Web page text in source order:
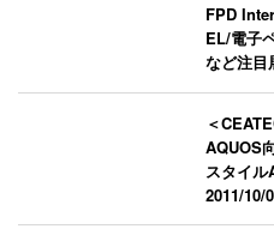
FPD
EL/電子
など注
＜
AQUOS
スタイ
2011/10/